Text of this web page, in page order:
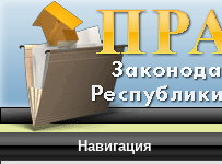
Навигация